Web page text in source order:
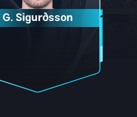
G. Sigurðsson